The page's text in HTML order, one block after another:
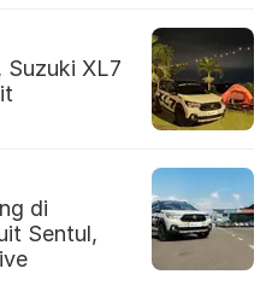
Suzuki XL7
di
Sentul,